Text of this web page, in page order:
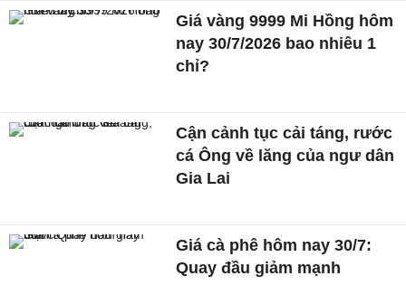
Giá vàng 9999 Mi Hồng hôm
nay 30/7/2026 bao nhiêu 1
chỉ?
Cận cảnh tục cải táng, rước
cá Ông về lăng của ngư dân
Gia Lai
Giá cà phê hôm nay 30/7:
Quay đầu giảm mạnh